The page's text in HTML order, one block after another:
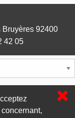
Bruyères 92400
42 05